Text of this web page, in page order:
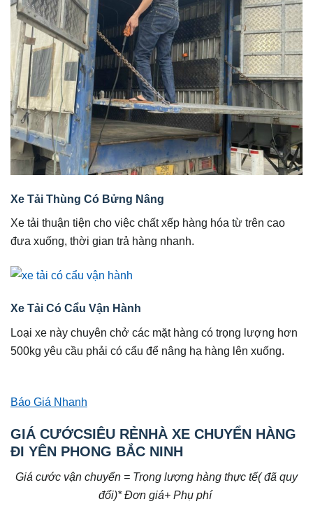
Xe Tải Thùng Có Bửng Nâng
Xe tải thuận tiện cho việc chất xếp hàng hóa từ trên cao
đưa xuống, thời gian trả hàng nhanh.
Xe Tải Có Cẩu Vận Hành
Loại xe này chuyên chở các mặt hàng có trọng lượng hơn
500kg yêu cầu phải có cẩu để nâng hạ hàng lên xuống.
Báo Giá Nhanh
GIÁ CƯỚCSIÊU RẺNHÀ XE CHUYỂN HÀNG
ĐI YÊN PHONG BẮC NINH
Giá cước vận chuyển = Trọng lượng hàng thực tế( đã quy
đổi)* Đơn giá+ Phụ phí